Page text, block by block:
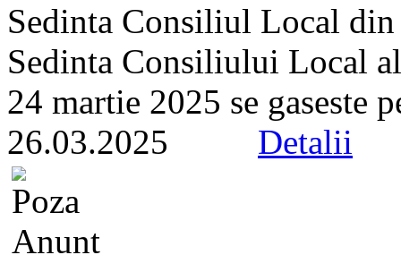
Sedinta Consiliul Local
Sedinta Consiliului Local
24 martie 2025 se gaseste
26.03.2025 Detalii